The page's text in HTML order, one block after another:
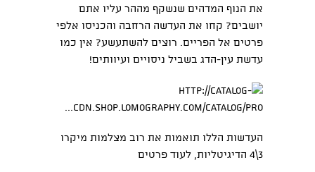
את הנוף המדהים שנשקף מההר עליו אתם
יושבים? קחו את העדשה הרחבה והכניסו אלפי
פרטים אל הפריים. רוצים להשתעשע? אין כמו
עדשת עין-הדג בשביל ניסויים ועיוותים!
http://catalog-
cdn.shop.lomography.com/catalog/pro...
העדשות הללו תואמות את רוב מצלמות מיקרו
3\4 הדיגיטליות,
לעוד פרטים